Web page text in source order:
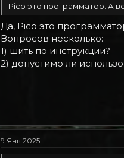
Pico это программатор. А
Да, Pico это
Вопросов несколько:
1) шить по инструкции?
2) допустимо ли
9 Янв 2025